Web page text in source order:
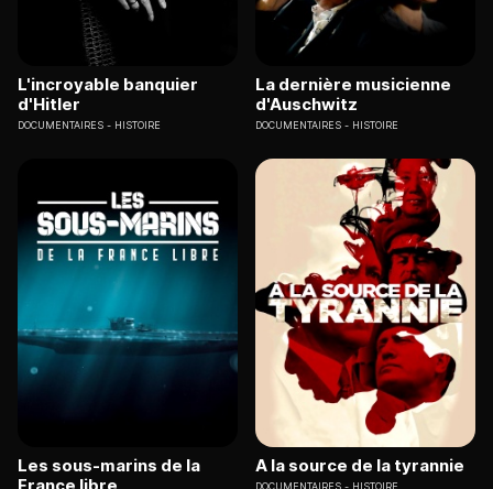
L'incroyable banquier
d'Hitler
DOCUMENTAIRES HISTOIRE
La dernière musicienne
d'Auschwitz
DOCUMENTAIRES HISTOIRE
Les sous-marins de la
A la source de la tyrannie
DOCUMENTAIRES HISTOIRE